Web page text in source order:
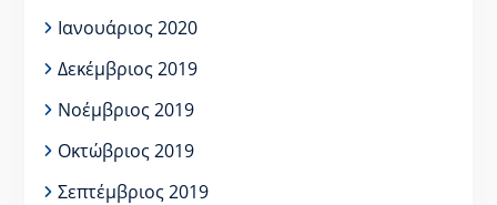
Ιανουάριος 2020
Δεκέμβριος 2019
Νοέμβριος 2019
Οκτώβριος 2019
Σεπτέμβριος 2019